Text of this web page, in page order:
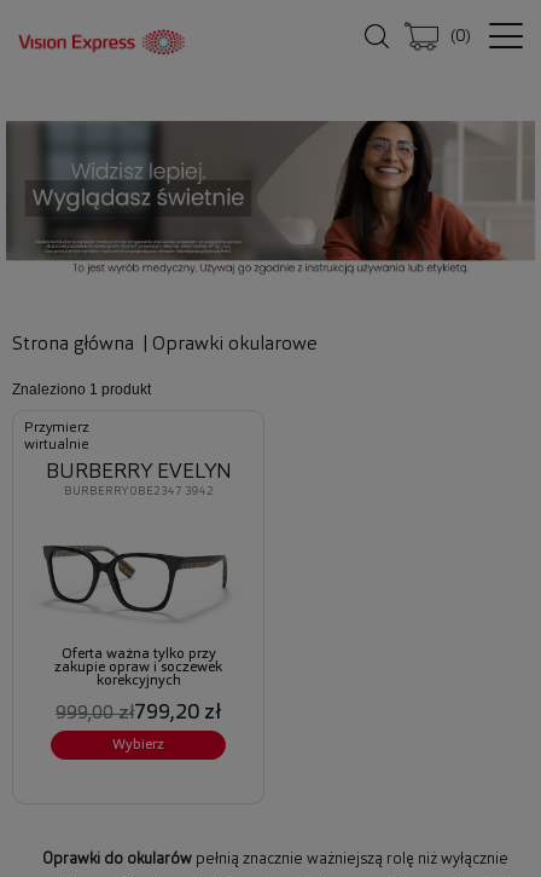
(0)
Strona główna Oprawki okularowe
Znaleziono 1 produkt
Przymierz
wirtualnie
BURBERRY 0BE2347 3942
BURBERRY EVELYN
Oferta ważna tylko przy
zakupie opraw i soczewek
korekcyjnych
999,00 zł799,20 zł
Wybierz
Oprawki do okularów pełnią znacznie ważniejszą rolę niż wyłącznie